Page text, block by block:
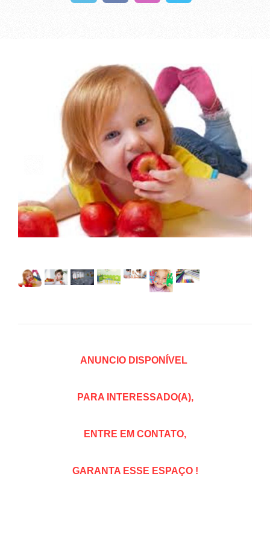
ANUNCIO DISPONÍVEL
PARA INTERESSADO(A),
ENTRE EM CONTATO,
GARANTA ESSE ESPAÇO !